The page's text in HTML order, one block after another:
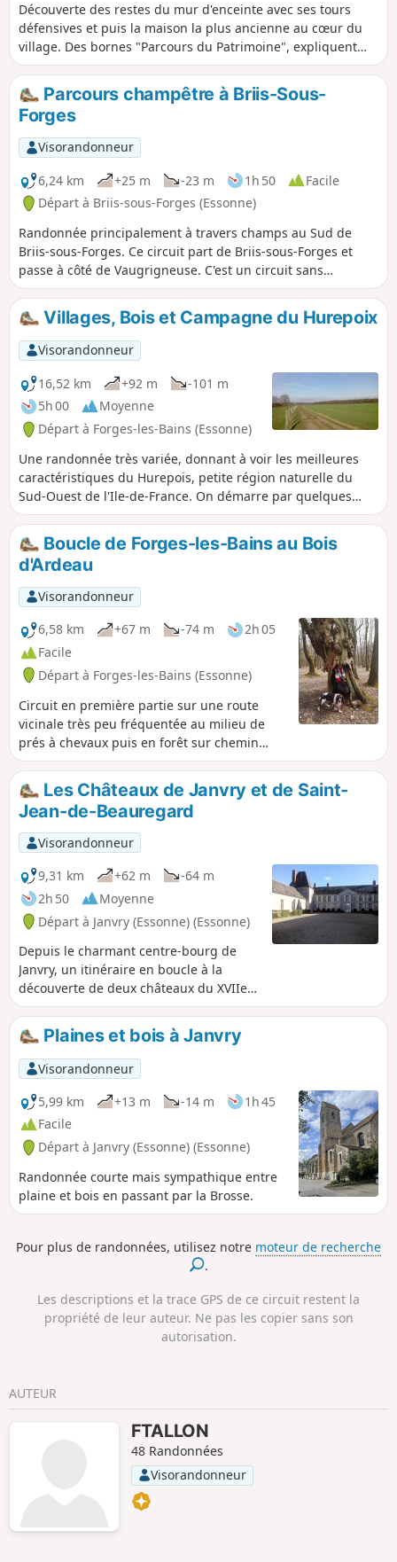
Découverte des restes du mur d'enceinte avec ses tours
défensives et puis la maison la plus ancienne au cœur du
village. Des bornes "Parcours du Patrimoine", expliquent
ces constructions.
Parcours champêtre à Briis-Sous-
Forges
Visorandonneur
6,24 km
+25 m -23 m 1h 50
Facile
Départ à Briis-sous-Forges (Essonne)
Randonnée principalement à travers champs au Sud de
Briis-sous-Forges. Ce circuit part de Briis-sous-Forges et
passe à côté de Vaugrigneuse. C'est un circuit sans
difficulté.
Villages, Bois et Campagne du Hurepoix
Visorandonneur
16,52 km
+92 m
-101 m
5h 00
Moyenne
Départ à Forges-les-Bains (Essonne)
Une randonnée très variée, donnant à voir les meilleures
caractéristiques du Hurepois, petite région naturelle du
Sud-Ouest de l'Ile-de-France. On démarre par quelques
villages au riche patrimoine : églises, château, donjon,
lavoirs... On poursuit au milieu de prairies avec de
nombreux chevaux. La randonnée s'achève par un parcours
très agréable en sous-bois.
Boucle de Forges-les-Bains au Bois
d'Ardeau
Visorandonneur
6,58 km
+67 m -74 m
2h 05
Facile
Départ à Forges-les-Bains (Essonne)
Circuit en première partie sur une route
vicinale très peu fréquentée au milieu de
prés à chevaux puis en forêt sur chemin
sablonneux où se trouvent de vieux arbres
dont un creux qui peut abriter un homme.
Parcours en revêtement idéal s'il a plu les
jours précédents.
Les Châteaux de Janvry et de Saint-
Jean-de-Beauregard
Visorandonneur
9,31 km
+62 m
-64 m
2h 50
Moyenne
Départ à Janvry (Essonne) (Essonne)
Depuis le charmant centre-bourg de
Janvry, un itinéraire en boucle à la
découverte de deux châteaux du XVIIe
siècle. Une courte randonnée entre
champs cultivés et en sous-bois.
Plaines et bois à Janvry
Visorandonneur
5,99 km
+13 m -14 m
1h 45
Facile
Départ à Janvry (Essonne) (Essonne)
Randonnée courte mais sympathique entre
plaine et bois en passant par la Brosse.
Pour plus de randonnées, utilisez notre moteur de recherche
.
Les descriptions et la trace GPS de ce circuit restent la
propriété de leur auteur. Ne pas les copier sans son
autorisation.
AUTEUR
FTALLON
48 Randonnées
Visorandonneur